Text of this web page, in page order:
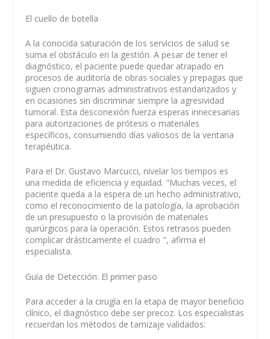
El cuello de botella
A la conocida saturación de los servicios de salud se
suma el obstáculo en la gestión. A pesar de tener el
diagnóstico, el paciente puede quedar atrapado en
procesos de auditoría de obras sociales y prepagas que
siguen cronogramas administrativos estandarizados y
en ocasiones sin discriminar siempre la agresividad
tumoral. Esta desconexión fuerza esperas innecesarias
para autorizaciones de prótesis o materiales
específicos, consumiendo días valiosos de la ventana
terapéutica.
Para el Dr. Gustavo Marcucci, nivelar los tiempos es
una medida de eficiencia y equidad. "Muchas veces, el
paciente queda a la espera de un hecho administrativo,
como el reconocimiento de la patología, la aprobación
de un presupuesto o la provisión de materiales
quirúrgicos para la operación. Estos retrasos pueden
complicar drásticamente el cuadro ", afirma el
especialista.
Guía de Detección: El primer paso
Para acceder a la cirugía en la etapa de mayor beneficio
clínico, el diagnóstico debe ser precoz. Los especialistas
recuerdan los métodos de tamizaje validados: